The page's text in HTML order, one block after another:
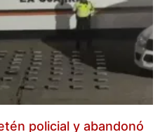
policial y abandonó